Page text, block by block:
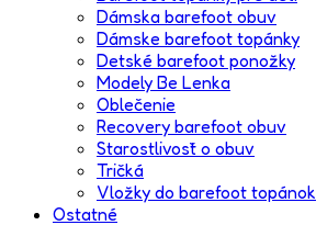
Dámska barefoot obuv
Dámske barefoot topánky
Detské barefoot ponožky
Modely Be Lenka
Oblečenie
Recovery barefoot obuv
Starostlivosť o obuv
Tričká
Vložky do barefoot topánok
Ostatné